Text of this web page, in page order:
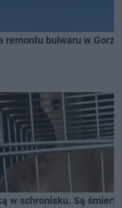
remontu bulwaru w
w schronisku. Są